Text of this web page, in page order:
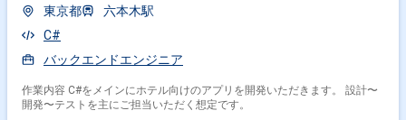
東京都
六本木駅
C#
バックエンドエンジニア
作業内容 C#をメインにホテル向けのアプリを開発いただきます。 設計〜
開発〜テストを主にご担当いただく想定です。